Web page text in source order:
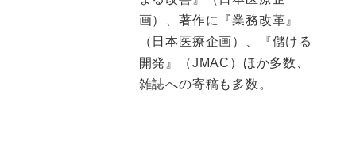
画）、著作に『業務改革』
（日本医療企画）、『儲ける
開発』（JMAC）ほか多数、
雑誌への寄稿も多数。